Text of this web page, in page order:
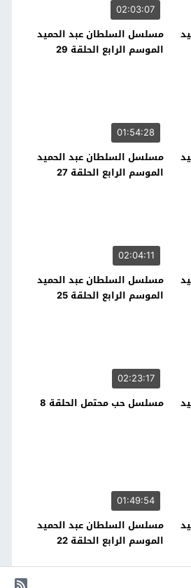
02:03:07
مسلسل السلطان عبد الحميد
الموسم الرابع الحلقة 29
01:54:28
مسلسل السلطان عبد الحميد
الموسم الرابع الحلقة 27
02:04:11
مسلسل السلطان عبد الحميد
الموسم الرابع الحلقة 25
02:23:17
مسلسل حب محتمل الحلقة 8
01:49:54
مسلسل السلطان عبد الحميد
الموسم الرابع الحلقة 22